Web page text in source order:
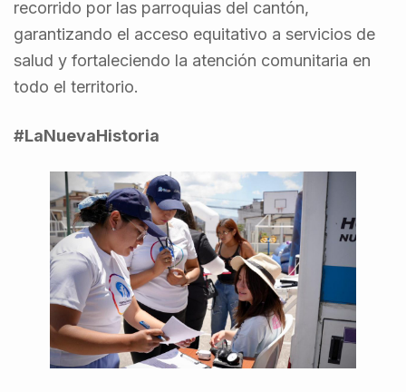
recorrido por las parroquias del cantón,
garantizando el acceso equitativo a servicios de
salud y fortaleciendo la atención comunitaria en
todo el territorio.
#LaNuevaHistoria